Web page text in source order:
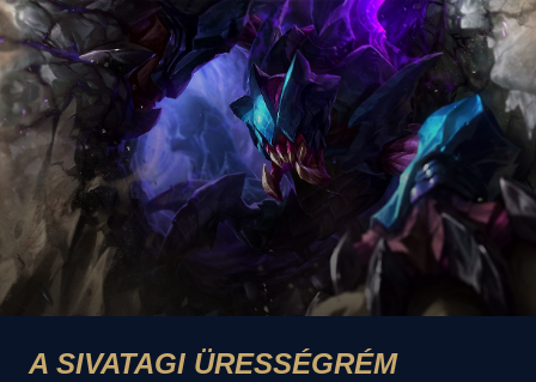
A SIVATAGI ÜRESSÉGRÉM